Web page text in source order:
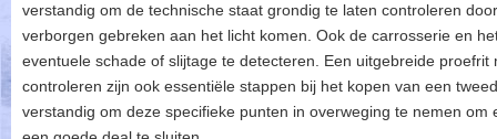
verstandig om de technische staat grondig te laten controleren
verborgen gebreken aan het licht komen. Ook de carrosserie en
eventuele schade of slijtage te detecteren. Een uitgebreide
controleren zijn ook essentiële stappen bij het kopen van een
verstandig om deze specifieke punten in overweging te nemen